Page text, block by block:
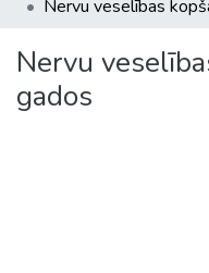
Nervu
gados